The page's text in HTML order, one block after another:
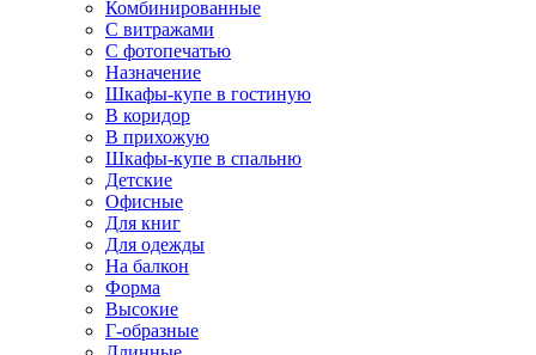
Комбинированные
С витражами
С фотопечатью
Назначение
Шкафы-купе в гостиную
В коридор
В прихожую
Шкафы-купе в спальню
Детские
Офисные
Для книг
Для одежды
На балкон
Форма
Высокие
Г-образные